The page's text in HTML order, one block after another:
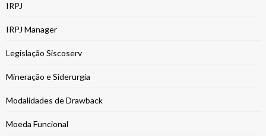
IRPJ
IRPJ Manager
Legislação Siscoserv
Mineração e Siderurgia
Modalidades de Drawback
Moeda Funcional